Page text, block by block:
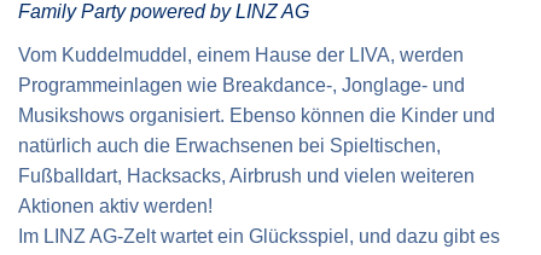
Family Party powered by LINZ AG
Vom Kuddelmuddel, einem Hause der LIVA, werden
Programmeinlagen wie Breakdance-, Jonglage- und
Musikshows organisiert. Ebenso können die Kinder und
natürlich auch die Erwachsenen bei Spieltischen,
Fußballdart, Hacksacks, Airbrush und vielen weiteren
Aktionen aktiv werden!
Im LINZ AG-Zelt wartet ein Glücksspiel, und dazu gibt es